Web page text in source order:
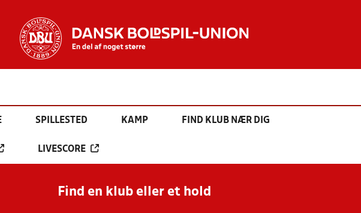
SPILLESTED KAMP FIND KLUB NÆR DIG
LIVESCORE
Find en klub eller et hold